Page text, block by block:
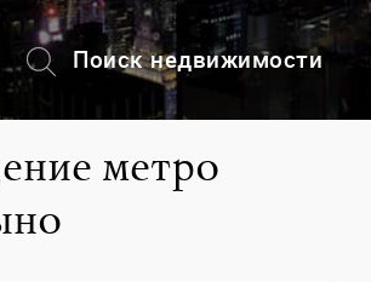
Поиск недвижимости
+7 (495) 228-82-08
метро